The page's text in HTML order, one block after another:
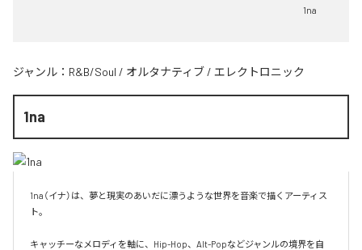
1na
ジャンル： R&B/Soul / オルタナティブ / エレクトロニック
1na
1na（イナ）は、夢と現実のあいだに漂うような世界を音楽で描くアーティス
ト。
キャッチーなメロディを軸に、Hip-Hop、Alt-Popなどジャンルの境界を自